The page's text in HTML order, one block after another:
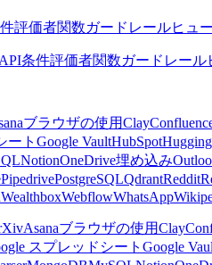
評価者関数ガードレールヒュ
API条件評価者関数ガードレール
ブラウザの使用Clay
ート Google VaultHubSpot
NotionOneDrive埋め込み
PipedrivePostgreSQLQdrantReddit
WealthboxWebflowWhatsApp
Asanaブラウザの使用Clay
スプレッドシート Google